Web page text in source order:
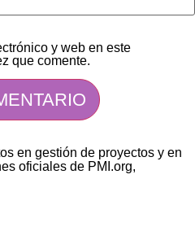
y web en este
que comente.
en gestión de proyectos y en
oficiales de PMI.org,